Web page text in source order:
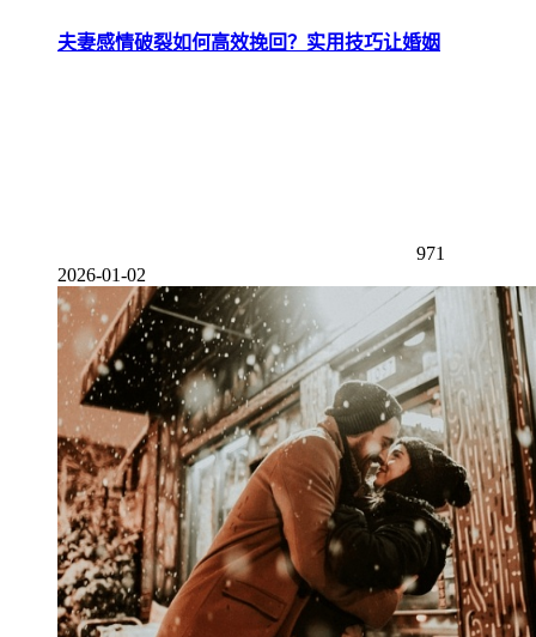
夫妻感情破裂如何高效挽回？实用技巧让婚姻
971
2026-01-02